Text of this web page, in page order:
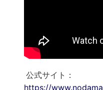
公式サイト：
https://